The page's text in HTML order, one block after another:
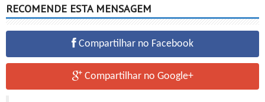
RECOMENDE ESTA MENSAGEM
Compartilhar no Facebook
Compartilhar no Google+